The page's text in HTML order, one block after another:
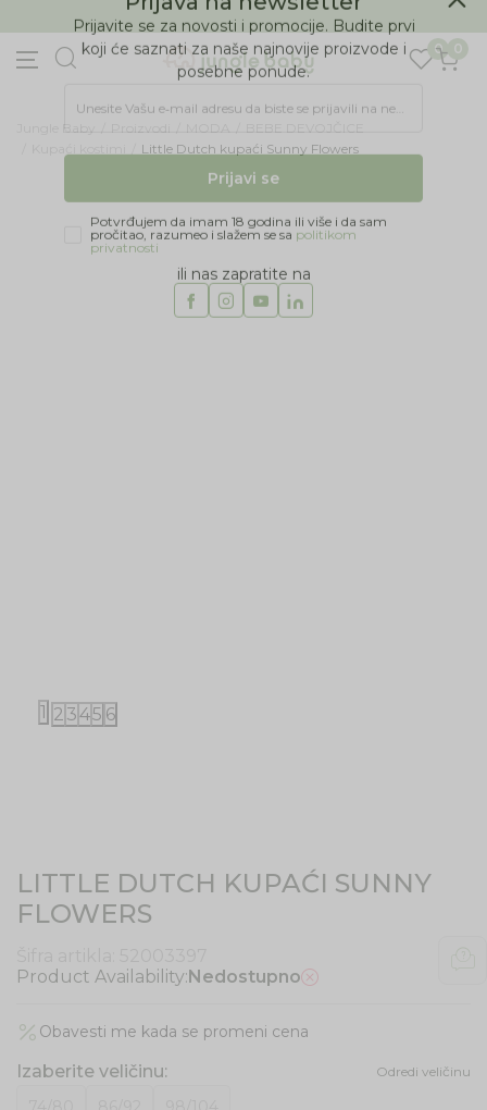
BESPLATNA ISPORUKA Paketa preko 4.000 RSD
0 0
Jungle Baby Proizvodi MODA
BEBE DEVOJČICE
Little Dutch kupaći Sunny Flowers
1 2 345 6
LITTLE DUTCH KUPAĆI SUNNY
FLOWERS
Product Availability:Nedostupno
Obavesti me kada se promeni cena
Izaberite veličinu: Odredi veličinu
Prijava na newsletter
Prijavite se za novosti i promocije. Budite prvi
koji će saznati za naše najnovije proizvode i
posebne ponude.
Potvrđujem da imam 18 godina ili više i da sam
pročitao, razumeo i slažem se sa
ili nas zapratite na